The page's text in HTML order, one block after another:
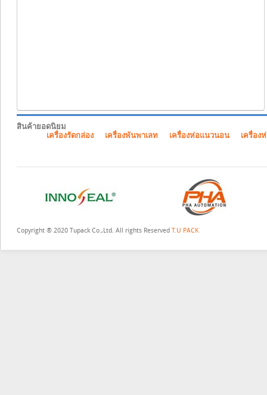
สินค้ายอดนิยม
เครื่องรัดกล่อง
เครื่องพันพาเลท เครื่องห่อแนวนอน เครื่อง
Copyright ® 2020 Tupack Co.,Ltd. All rights Reserved T.U PACK